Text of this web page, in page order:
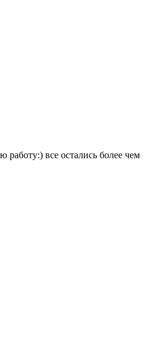
работу:) все остались более чем